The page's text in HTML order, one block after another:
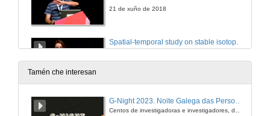
21 de xuño de 2018
Autores: R. Nogueira, L. Iglesias, C. Piñeiro-Corbeira, A. Paltrinieri and M. Planas
21 de xuño de 2018
Autores: R. Nogueira, L. Iglesias, C. Piñeiro-Corbeira, A. Paltrinieri and M. Planas
Tamén che interesan
G-Night 2023. Noite Galega das Persoas Investigadoras. Conciencias creativas